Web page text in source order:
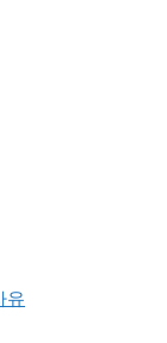
유